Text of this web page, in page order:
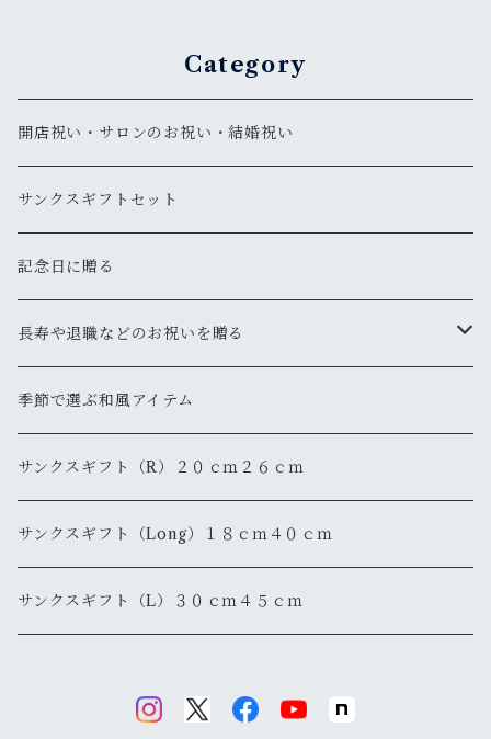
Category
開店祝い・サロンのお祝い・結婚祝い
サンクスギフトセット
記念日に贈る
長寿や退職などのお祝いを贈る
還暦
退職・退官
季節で選ぶ和風アイテム
サンクスギフト（R）２０ｃｍ２６ｃｍ
サンクスギフト（Long）１８ｃｍ４０ｃｍ
サンクスギフト（L）３０ｃｍ４５ｃｍ